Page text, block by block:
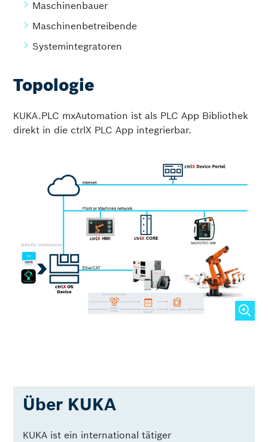
Maschinenbauer
Maschinenbetreibende
Systemintegratoren
Topologie
KUKA.PLC mxAutomation ist als PLC App Bibliothek
direkt in die ctrlX PLC App integrierbar.
Über KUKA
KUKA ist ein international tätiger